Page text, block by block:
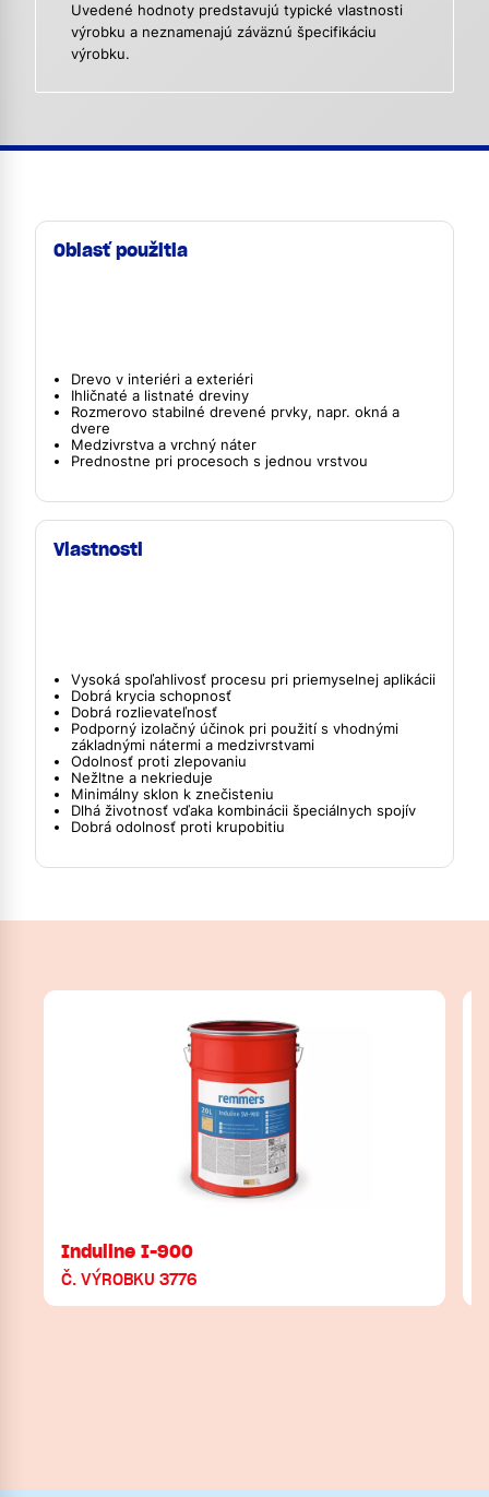
Uvedené hodnoty predstavujú typické vlastnosti
výrobku a neznamenajú záväznú špecifikáciu
výrobku.
Oblasť použitia
Drevo v interiéri a exteriéri
Ihličnaté a listnaté dreviny
Rozmerovo stabilné drevené prvky, napr. okná a
dvere
Medzivrstva a vrchný náter
Prednostne pri procesoch s jednou vrstvou
Vlastnosti
Vysoká spoľahlivosť procesu pri priemyselnej aplikácii
Dobrá krycia schopnosť
Dobrá rozlievateľnosť
Podporný izolačný účinok pri použití s vhodnými
základnými nátermi a medzivrstvami
Odolnosť proti zlepovaniu
Nežltne a nekrieduje
Minimálny sklon k znečisteniu
Dlhá životnosť vďaka kombinácii špeciálnych spojív
Dobrá odolnosť proti krupobitiu
Induline I-900
Č. VÝROBKU 3776